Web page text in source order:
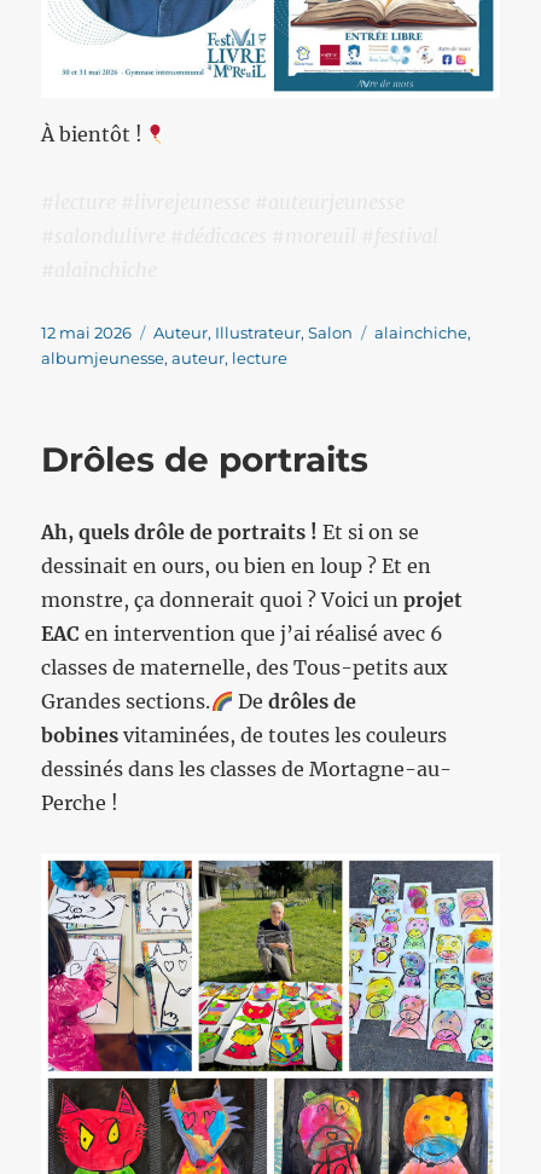
À bientôt !
Publié
le
12 mai 2026 Catégories
Auteur, Illustrateur,Salon Étiquettes
alainchiche,
albumjeunesse,auteur, lecture
Drôles de portraits
Ah, quels drôle de portraits ! Et si on se
dessinait en ours, ou bien en loup ? Et en
monstre, ça donnerait quoi ? Voici unprojet
EAC en intervention que j’ai réalisé avec 6
classes de maternelle, des Tous-petits aux
Grandes sections.
De drôles de
bobinesvitaminées, de toutes les couleurs
dessinés dans les classes de Mortagne-au-
Perche !